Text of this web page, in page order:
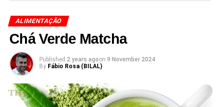
ALIMENTAÇÃO
Chá Verde Matcha
Published 2 years agoon 9 November 2024
By Fábio Rosa (BILAL)